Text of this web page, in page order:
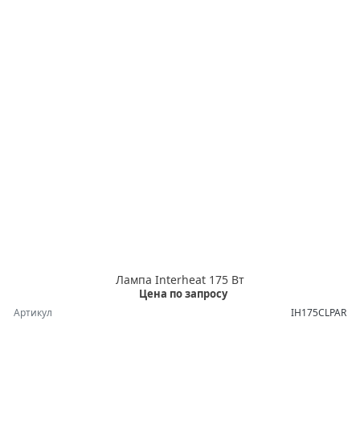
Лампа Interheat 175 Вт
Цена по запросу
Артикул IH175CLPAR